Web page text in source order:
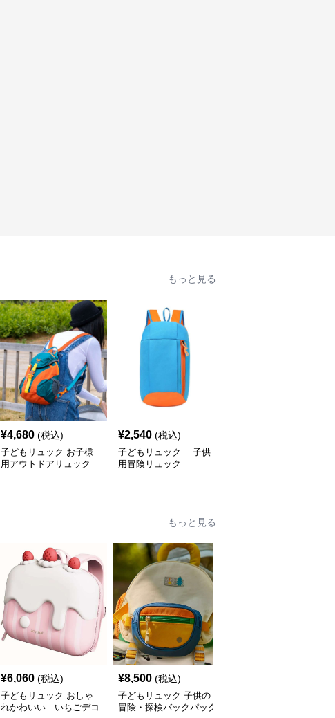
もっと見る
¥4,680 (税込)
子どもリュック お子様
用アウトドアリュック
¥2,540 (税込)
子どもリュック 子供
用冒険リュック
もっと見る
¥6,060 (税込)
子どもリュック おしゃ
れかわいい いちごデコ
¥8,500 (税込)
子どもリュック 子供の
冒険・探検バックパック